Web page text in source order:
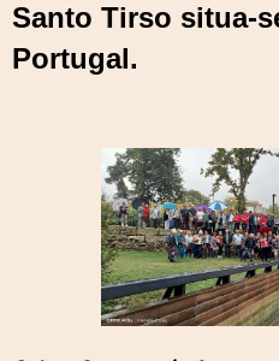
Santo Tirso situa-
Portugal.